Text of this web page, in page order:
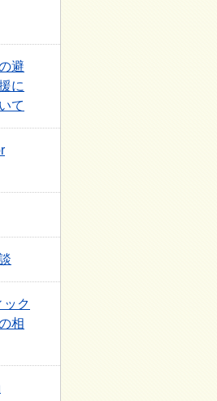
避
に
て
ック
相